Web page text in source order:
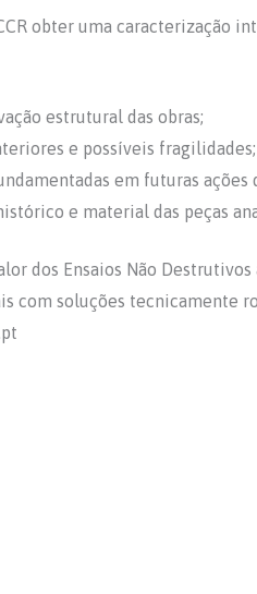
obter uma caracterização
estrutural das obras;
e possíveis fragilidades;
em futuras ações
e material das peças
dos Ensaios Não
com soluções tecnicamente